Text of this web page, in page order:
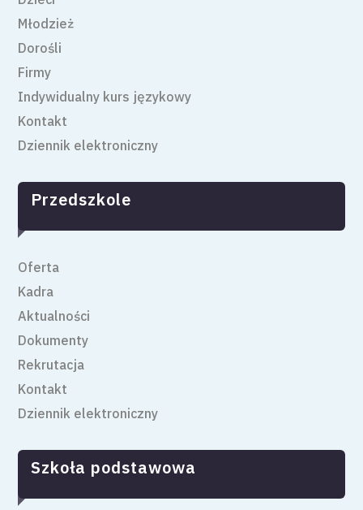
Młodzież
Dorośli
Firmy
Indywidualny kurs językowy
Kontakt
Dziennik elektroniczny
Przedszkole
Oferta
Kadra
Aktualności
Dokumenty
Rekrutacja
Kontakt
Dziennik elektroniczny
Szkoła podstawowa